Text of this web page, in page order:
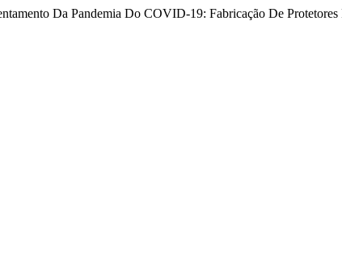
Da Pandemia Do COVID-19: Fabricação De